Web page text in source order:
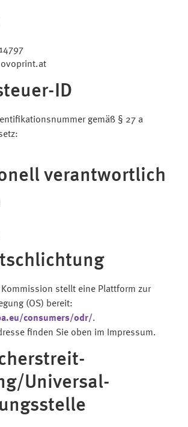
ID
gemäß § 27 a
verantwortlich
Kommission stellt eine Plattform zur
(OS) bereit:
consumers/odr/.
finden Sie oben im Impressum.
Universal­